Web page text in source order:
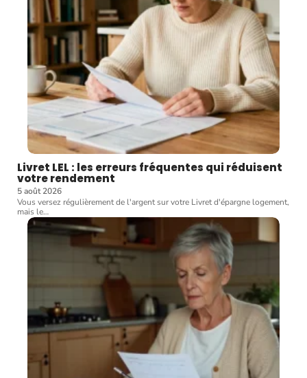
Livret LEL : les erreurs fréquentes qui réduisent
votre rendement
5 août 2026
Vous versez régulièrement de l'argent sur votre Livret d'épargne logement,
mais le…